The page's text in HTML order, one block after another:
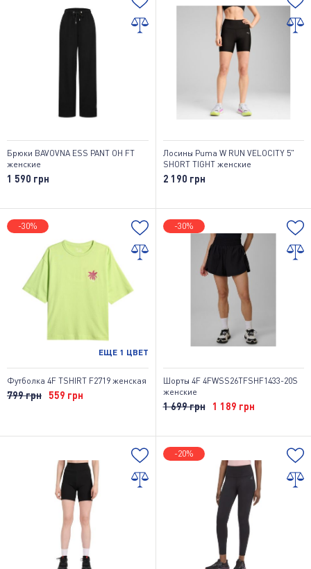
Брюки BAVOVNA ESS PANT OH FT
женские
1 590 грн
Лосины Puma W RUN VELOCITY 5"
SHORT TIGHT женские
2 190 грн
-30%
ЕЩЕ 1 ЦВЕТ
Футболка 4F TSHIRT F2719 женская
799 грн 559 грн
-30%
Шорты 4F 4FWSS26TFSHF1433-20S
женские
1 699 грн 1 189 грн
-20%